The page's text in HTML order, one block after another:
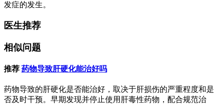
发症的发生。
医生推荐
相似问题
推荐 药物导致肝硬化能治好吗
药物导致的肝硬化是否能治好，取决于肝损伤的严重程度和是
否及时干预。早期发现并停止使用肝毒性药物，配合规范治